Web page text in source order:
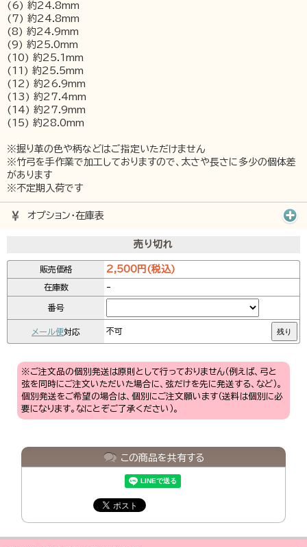
(6) 約24.8mm
(7) 約24.8mm
(8) 約24.9mm
(9) 約25.0mm
(10) 約25.1mm
(11) 約25.5mm
(12) 約26.9mm
(13) 約27.4mm
(14) 約27.9mm
(15) 約28.0mm
※握り革の色や柄などはご指定いただけません
※竹弓を手作業で加工しておりますので、太さや長さに多少の個体差
があります
※不定期入荷です
オプション･在庫表
売り切れ
販売価格 2,500円(税込)
在庫数 -
番号
メール便対応 不可 残り
※ご注文品の個別発送は原則として行っておりません（例えば、弓と
弦を同時にご注文いただいた場合に、弦だけを先に発送する、など）。
個別発送をご希望の場合は、個別にご注文願います（送料は個別に必
要になります。なにとぞご了承ください）。
この商品を共有する